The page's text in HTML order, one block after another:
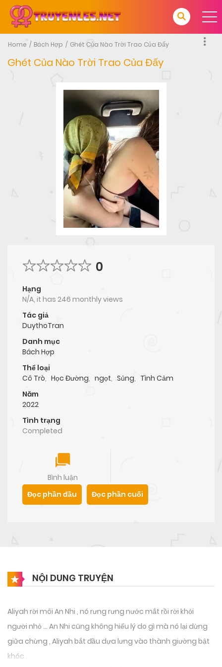
Home Bách Hợp Ghét Của Nào Trời Trao Của Đấy
Ghét Của Nào Trời Trao Của Đấy
0
Hạng
N/A, it has 246 monthly views
Tác giả
DuythoTran
Danh mục
Bách Hợp
Thể loại
Cô Trò, Học Đường, ngọt, Sủng, Tình Cảm
Năm
2022
Tình trạng
Completed
Bình luận
Đọc phần đầu
Đọc phần cuối
NỘI DUNG TRUYỆN
Aliyah rời môi An Nhi , nó rưng rưng nước mắt rồi rời khỏi
người nhỏ … An Nhi cũng không hiểu lý do gì mà nó lại dừng
giữa chừng , Aliyah bắt đầu dựa lưng vào thành giường bật
khóc .